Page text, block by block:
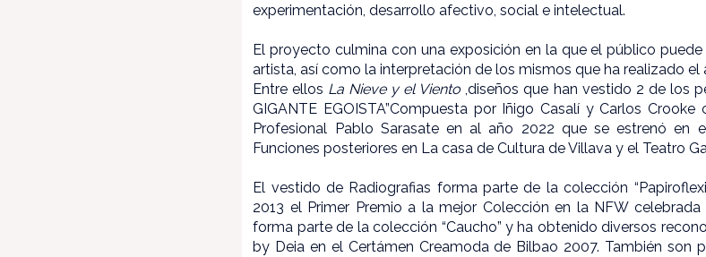
experimentación, desarrollo afectivo, social e intelectual.
El proyecto culmina con una exposición en la que el público
artista, así como la interpretación de los mismos que ha realizado el
Entre ellos La Nieve y el Viento ,diseños que han vestido 2 de los
GIGANTE EGOISTA”Compuesta por Iñigo Casalí y Carlos
Profesional Pablo Sarasate en al año 2022 que se estrenó en
Funciones posteriores en La casa de Cultura de Villava y el Teatro
El vestido de Radiografias forma parte de la colección
2013 el Primer Premio a la mejor Colección en la NFW celebrada
forma parte de la colección “Caucho” y ha obtenido diversos
by Deia en el Certámen Creamoda de Bilbao 2007. También son